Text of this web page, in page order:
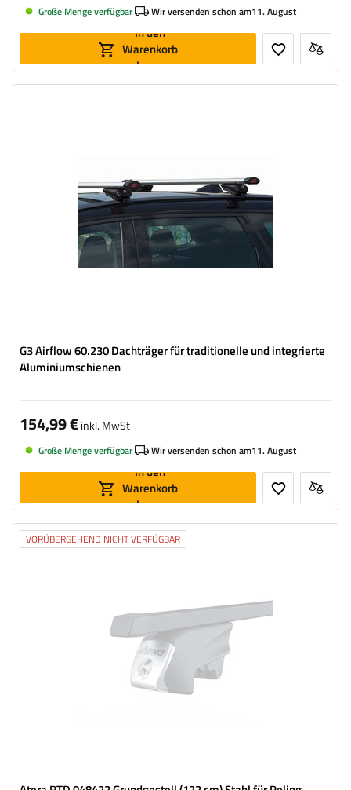
Große Menge verfügbar Wir versenden schon am11. August
In den
Warenkorb
legen
G3 Airflow 60.230 Dachträger für traditionelle und integrierte
Aluminiumschienen
154,99 €inkl. MwSt
Große Menge verfügbar Wir versenden schon am11. August
In den
Warenkorb
legen
VORÜBERGEHEND NICHT VERFÜGBAR